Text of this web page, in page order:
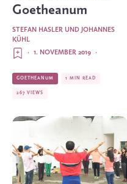
Goetheanum
STEFAN HASLER UND JOHANNES
KÜHL
·
1. NOVEMBER 2019
·
GOETHEANUM 1 MIN READ
267 VIEWS